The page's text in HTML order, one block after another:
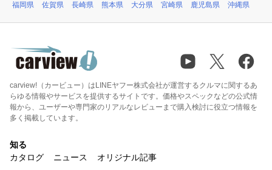
福岡県
佐賀県 長崎県 熊本県 大分県 宮崎県 鹿児島県 沖縄県
carview!（カービュー）はLINEヤフー株式会社が運営するクルマに関するあ
らゆる情報やサービスを提供するサイトです。価格やスペックなどの公式情
報から、ユーザーや専門家のリアルなレビューまで購入検討に役立つ情報を
多く掲載しています。
知る
カタログ
ニュース オリジナル記事